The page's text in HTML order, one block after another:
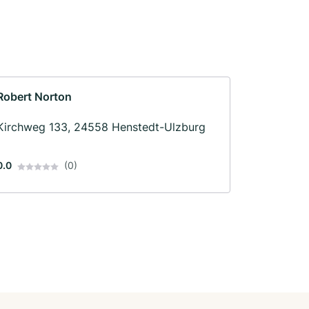
Norton
133, 24558 Henstedt-Ulzburg
(0)